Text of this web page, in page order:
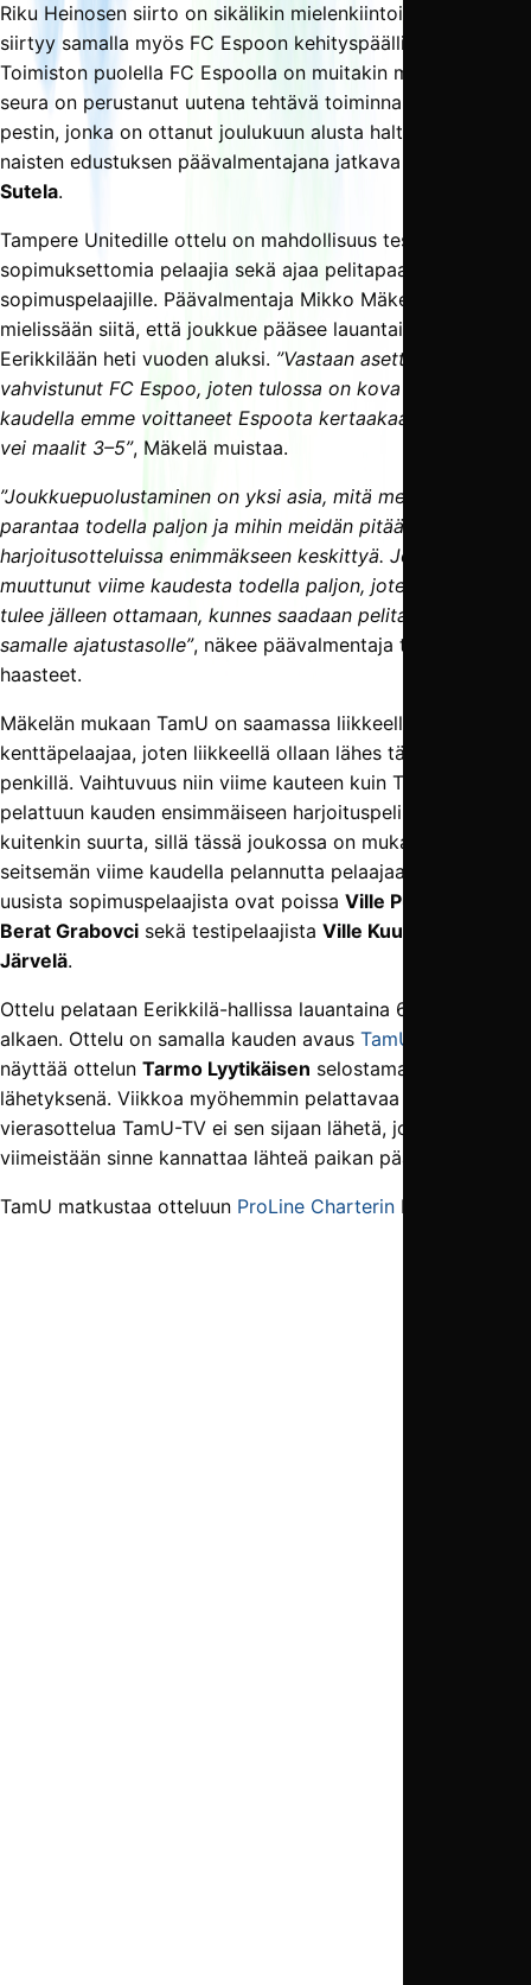
Riku Heinosen siirto on sikälikin mielenkiintoinen, että hän
siirtyy samalla myös FC Espoon kehityspäälliköksi.
Toimiston puolella FC Espoolla on muitakin muutoksia, sillä
seura on perustanut uutena tehtävä toiminnanjohtajan
pestin, jonka on ottanut joulukuun alusta haltuunsa myös
naisten edustuksen päävalmentajana jatkava
Sutela.
Tampere Unitedille ottelu on mahdollisuus testata
sopimuksettomia pelaajia sekä ajaa pelitapaa uusille
sopimuspelaajille. Päävalmentaja Mikko Mäkelä onkin
mielissään siitä, että joukkue pääsee lauantai-illan viettoon
Eerikkilään heti vuoden aluksi. ”Vastaan asettuu
vahvistunut FC Espoo, joten tulossa on kova vastus. Viime
kaudella emme voittaneet Espoota kertaakaan ja Espoo
vei maalit 3–5”, Mäkelä muistaa.
”Joukkuepuolustaminen on yksi asia, mitä meidän pitää
parantaa todella paljon ja mihin meidän pitää
harjoitusotteluissa enimmäkseen keskittyä. Joukkue on
muuttunut viime kaudesta todella paljon, joten aikansa
tulee jälleen ottamaan, kunnes saadaan pelitapa ja pelaajat
samalle ajatustasolle”, näkee päävalmentaja talvikauden
haasteet.
Mäkelän mukaan TamU on saamassa liikkeelle 15
kenttäpelaajaa, joten liikkeellä ollaan lähes täydellä
penkillä. Vaihtuvuus niin viime kauteen kuin TPV:tä vastaan
pelattuun kauden ensimmäiseen harjoituspeliin on
kuitenkin suurta, sillä tässä joukossa on mukana vain
seitsemän viime kaudella pelannutta pelaajaa, ja lisäksi
uusista sopimuspelaajista ovat poissa Ville Puustinen
Berat Grabovci sekä testipelaajista Ville Kuusinen
Järvelä.
Ottelu pelataan Eerikkilä-hallissa lauantaina 6.1. klo 18.30
alkaen. Ottelu on samalla kauden avaus TamU-TV
näyttää ottelun Tarmo Lyytikäisen selostamana suorana
lähetyksenä. Viikkoa myöhemmin pelattavaa FC KTP -
vierasottelua TamU-TV ei sen sijaan lähetä, joten
viimeistään sinne kannattaa lähteä paikan päälle.
TamU matkustaa otteluun ProLine Charterin bussilla